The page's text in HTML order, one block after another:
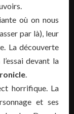
où on nous
par là), leur
La découverte
devant la
.
horrifique. La
et ses